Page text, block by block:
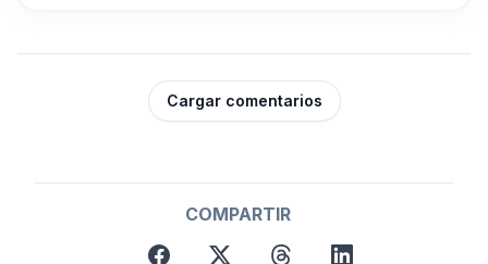
Cargar comentarios
COMPARTIR
facebook
x threads linkedin